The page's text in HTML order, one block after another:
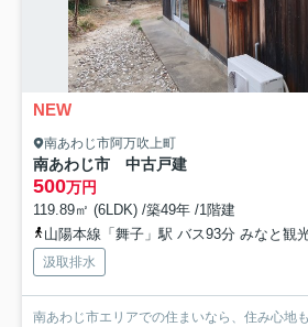
NEW
南あわじ市阿万吹上町
南あわじ市 中古戸建
500万円
119.89㎡ (6LDK) /築49年 /1階建
山陽本線「舞子」駅 バス93分 みなと観光バス㈱「高速舞
汲取排水
南あわじ市エリアでの住まいなら、住み心